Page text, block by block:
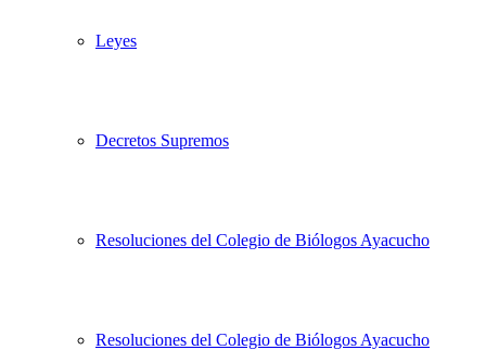
Leyes
Decretos Supremos
Resoluciones del Colegio de Biólogos Ayacucho
Resoluciones del Colegio de Biólogos Ayacucho